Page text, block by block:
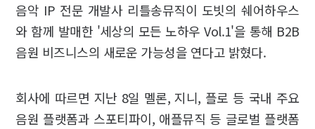
음악 IP 전문 개발사 리틀송뮤직이 도빗의 쉐어하우스
와 함께 발매한 '세상의 모든 노하우 Vol.1'을 통해 B2B
음원 비즈니스의 새로운 가능성을 연다고 밝혔다.
회사에 따르면 지난 8일 멜론, 지니, 플로 등 국내 주요
음원 플랫폼과 스포티파이, 애플뮤직 등 글로벌 플랫폼